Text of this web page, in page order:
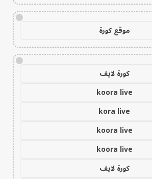
!
موقع كورة
!
كورة لايف
koora live
kora live
koora live
koora live
كورة لايف